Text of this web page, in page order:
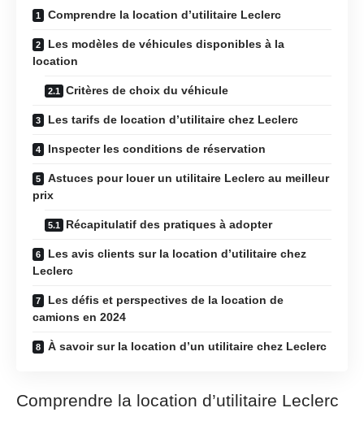
Comprendre la location d’utilitaire Leclerc
Les modèles de véhicules disponibles à la
location
Critères de choix du véhicule
Les tarifs de location d’utilitaire chez Leclerc
Inspecter les conditions de réservation
Astuces pour louer un utilitaire Leclerc au meilleur
prix
Récapitulatif des pratiques à adopter
Les avis clients sur la location d’utilitaire chez
Leclerc
Les défis et perspectives de la location de
camions en 2024
À savoir sur la location d’un utilitaire chez Leclerc
Comprendre la location d’utilitaire Leclerc